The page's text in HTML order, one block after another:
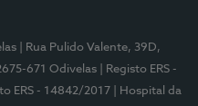
| Rua Pulido Valente, 39D,
671 Odivelas
| Registo ERS -
ERS - 14842/2017
| Hospital da